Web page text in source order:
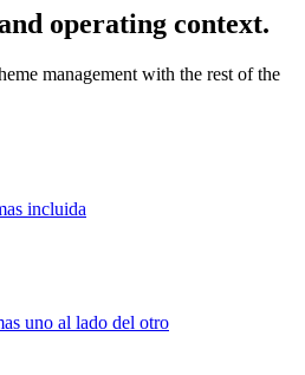
operating context.
management with the rest of the
incluida
uno al lado del otro